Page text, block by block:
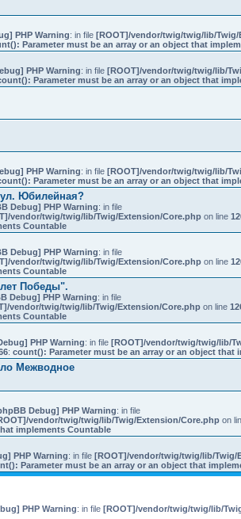
PHP Warning: in file [ROOT]/vendor/twig/twig/lib/Twig/
Parameter must be an array or an object that
PHP Warning: in file [ROOT]/vendor/twig/twig/lib/
Parameter must be an array or an object that
PHP Warning: in file [ROOT]/vendor/twig/twig/lib/
Parameter must be an array or an object that
Юбилейная?
Debug] PHP Warning: in file
vendor/twig/twig/lib/Twig/Extension/Core.phpon line
Countable
Debug] PHP Warning: in file
vendor/twig/twig/lib/Twig/Extension/Core.phpon line
Countable
Победы".
Debug] PHP Warning: in file
vendor/twig/twig/lib/Twig/Extension/Core.phpon line
Countable
PHP Warning: in file [ROOT]/vendor/twig/twig/lib/
: count(): Parameter must be an array or an object that
Межводное
Debug] PHP Warning: in file
vendor/twig/twig/lib/Twig/Extension/Core.phpon
implements Countable
PHP Warning: in file [ROOT]/vendor/twig/twig/lib/Twig/
Parameter must be an array or an object that
PHP Warning: in file [ROOT]/vendor/twig/twig/lib/